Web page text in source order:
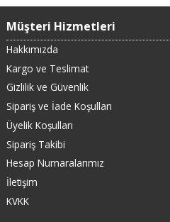
Müşteri Hizmetleri
Hakkımızda
Kargo ve Teslimat
Gizlilik ve Güvenlik
Sipariş ve İade Koşulları
Üyelik Koşulları
Sipariş Takibi
Hesap Numaralarımız
İletişim
KVKK